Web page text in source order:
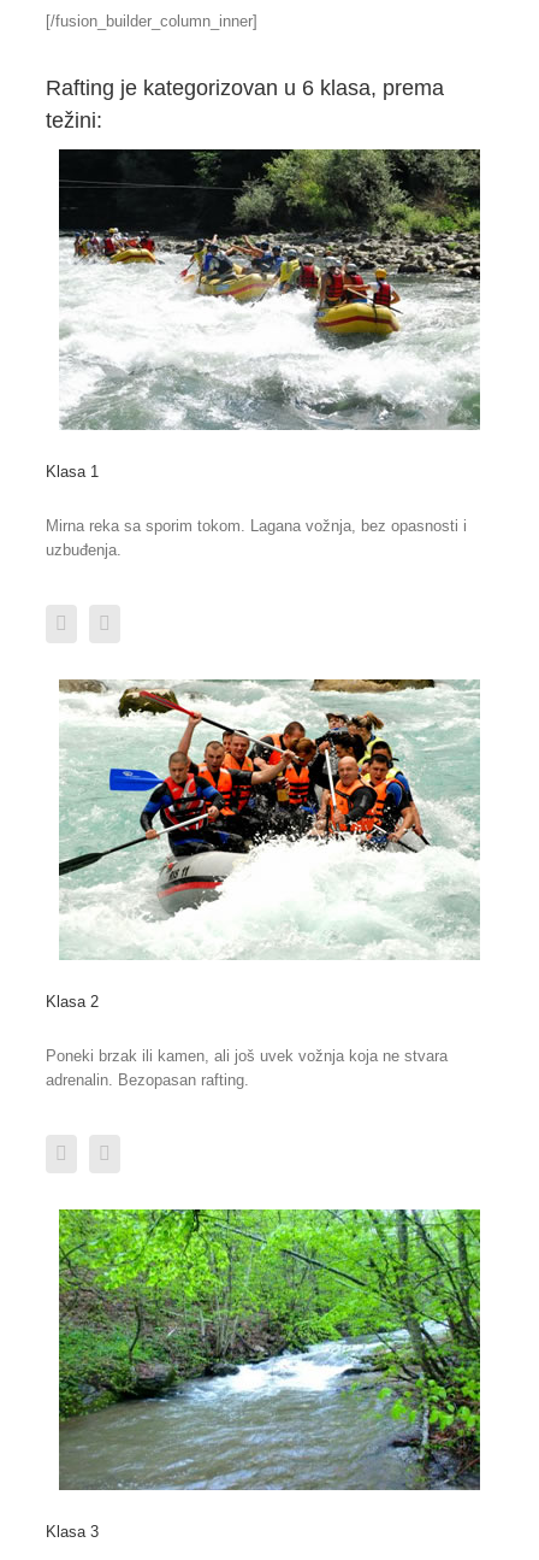
[/fusion_builder_column_inner]
Rafting je kategorizovan u 6 klasa, prema
težini:
Klasa 1
Mirna reka sa sporim tokom. Lagana vožnja, bez opasnosti i
uzbuđenja.
Klasa 2
Poneki brzak ili kamen, ali još uvek vožnja koja ne stvara
adrenalin. Bezopasan rafting.
Klasa 3